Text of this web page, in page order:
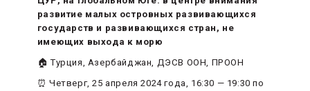
развитие малых островных развивающихся
государств и развивающихся стран, не
имеющих выхода к морю
🏠 Турция, Азербайджан, ДЭСВ ООН, ПРООН
⏰ Четверг, 25 апреля 2024 года, 16:30 — 19:30 по